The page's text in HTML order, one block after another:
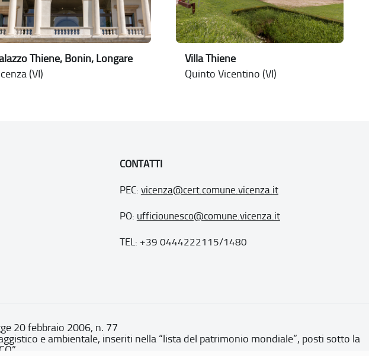
Thiene, Bonin, Longare
(VI)
Villa Thiene
Quinto Vicentino (VI)
CONTATTI
PEC: vicenza@cert.comune.vicenza.it
PO: ufficiounesco@comune.vicenza.it
TEL: +39 0444222115/1480
20 febbraio 2006, n. 77
e ambientale, inseriti nella “lista del patrimonio mondiale”, posti sotto la